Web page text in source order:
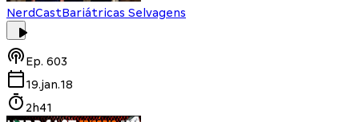
NerdCastBariátricas Selvagens
Ep. 603
19.jan.18
2h41